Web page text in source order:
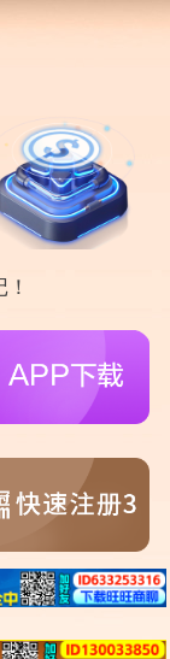
}
锦对应的知识
。...
2025-03-10